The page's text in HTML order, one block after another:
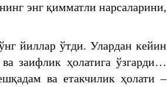
энг қимматли нарсаларини,
йиллар ўтди. Улардан кейин
заифлик ҳолатига ўзгарди…
ва етакчилик ҳолати –